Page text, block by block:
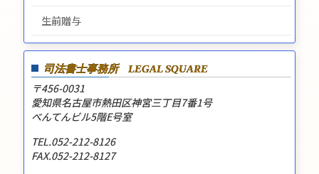
生前贈与
司法書士事務所 LEGAL SQUARE
〒456-0031
愛知県名古屋市熱田区神宮三丁目7番1号
べんてんビル5階E号室
TEL.052-212-8126
FAX.052-212-8127